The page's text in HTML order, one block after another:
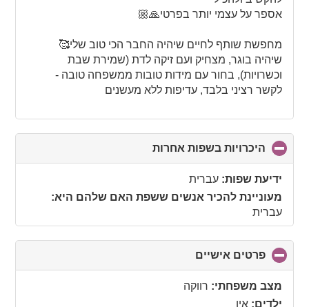
אספר על עצמי יותר בפרטי🙏🏼
מחפשת שותף לחיים שיהיה החבר הכי טוב שלי🥰
שיהיה בוגר, מצחיק ועם זיקה לדת (שמירת שבת
וכשרויות), בחור עם מידות טובות ממשפחה טובה -
לקשר רציני בלבד, עדיפות ללא מעשנים
היכרויות בשפות אחרות
to
ידיעת שפות: עברית
מעוניינת להכיר אנשים ששפת האם שלהם היא:
עברית
פרטים אישיים
to
collapse
מצב משפחתי: רווקה
ילדים: אין